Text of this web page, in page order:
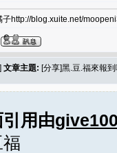
子http://blog.xuite.net/
] 文章主題: [分享]黑.豆.福來報
用由